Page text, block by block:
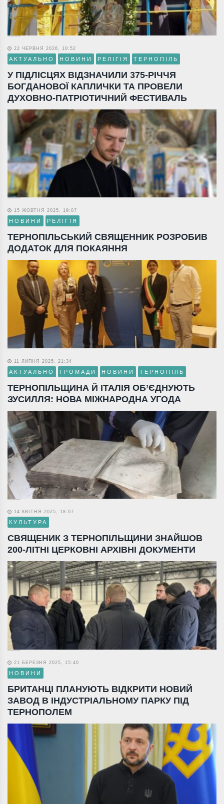
22 ЧЕРВНЯ 2026, 10:52
АКТУАЛЬНО НОВИНИ РЕЛІГІЯ ТЕРНОПІЛЬ
У ПІДЛІСЦЯХ ВІДЗНАЧИЛИ 375-РІЧЧЯ
БОГДАНОВОЇ КАПЛИЧКИ ТА ПРОВЕЛИ
ДУХОВНО-ПАТРІОТИЧНИЙ ФЕСТИВАЛЬ
15 ЖОВТНЯ 2025, 19:07
НОВИНИ РЕЛІГІЯ
ТЕРНОПІЛЬСЬКИЙ СВЯЩЕННИК РОЗРОБИВ
ДОДАТОК ДЛЯ ПОКАЯННЯ
11 ЛИПНЯ 2025, 21:34
АКТУАЛЬНО ГРОМАДИ НОВИНИ ТЕРНОПІЛЬ
ТЕРНОПІЛЬЩИНА Й ІТАЛІЯ ОБ’ЄДНУЮТЬ
ЗУСИЛЛЯ: НОВА МІЖНАРОДНА УГОДА
14 КВІТНЯ 2025, 18:07
КУЛЬТУРА
СВЯЩЕНИК З ТЕРНОПІЛЬЩИНИ ЗНАЙШОВ
200-ЛІТНІ ЦЕРКОВНІ АРХІВНІ ДОКУМЕНТИ
21 БЕРЕЗНЯ 2025, 15:40
НОВИНИ
БРИТАНЦІ ПЛАНУЮТЬ ВІДКРИТИ НОВИЙ
ЗАВОД В ІНДУСТРІАЛЬНОМУ ПАРКУ ПІД
ТЕРНОПОЛЕМ